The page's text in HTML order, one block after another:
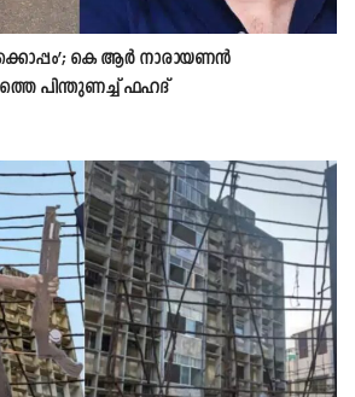
കെ ആർ നാരായണൻ
പിന്തുണച്ച് ഫഹദ്